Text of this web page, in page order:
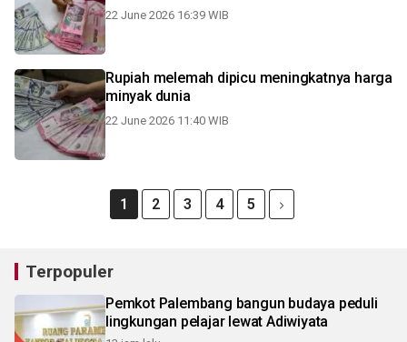
22 June 2026 16:39 WIB
Rupiah melemah dipicu meningkatnya harga
minyak dunia
22 June 2026 11:40 WIB
1 2 3 4 5
Terpopuler
Pemkot Palembang bangun budaya peduli
lingkungan pelajar lewat Adiwiyata